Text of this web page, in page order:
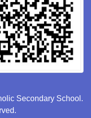
Secondary School.